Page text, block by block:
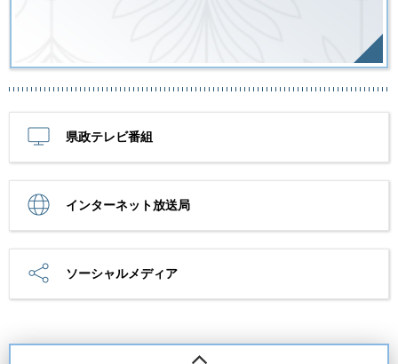
県政テレビ番組
インターネット放送局
ソーシャルメディア